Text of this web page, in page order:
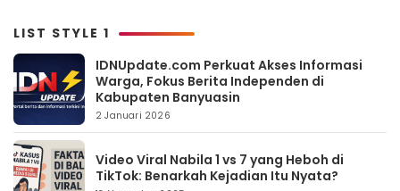
LIST STYLE 1
IDNUpdate.com Perkuat Akses Informasi
Warga, Fokus Berita Independen di
Kabupaten Banyuasin
2 Januari 2026
Video Viral Nabila 1 vs 7 yang Heboh di
TikTok: Benarkah Kejadian Itu Nyata?